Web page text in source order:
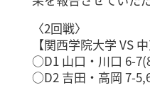
〈2回戦〉
【関西学院大学 VS
○D1 山口・川口 6-
○D2 吉田・高岡 7-